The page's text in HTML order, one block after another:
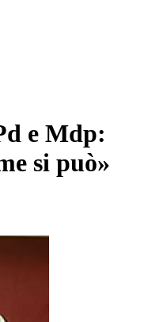
e Mdp:
si può»